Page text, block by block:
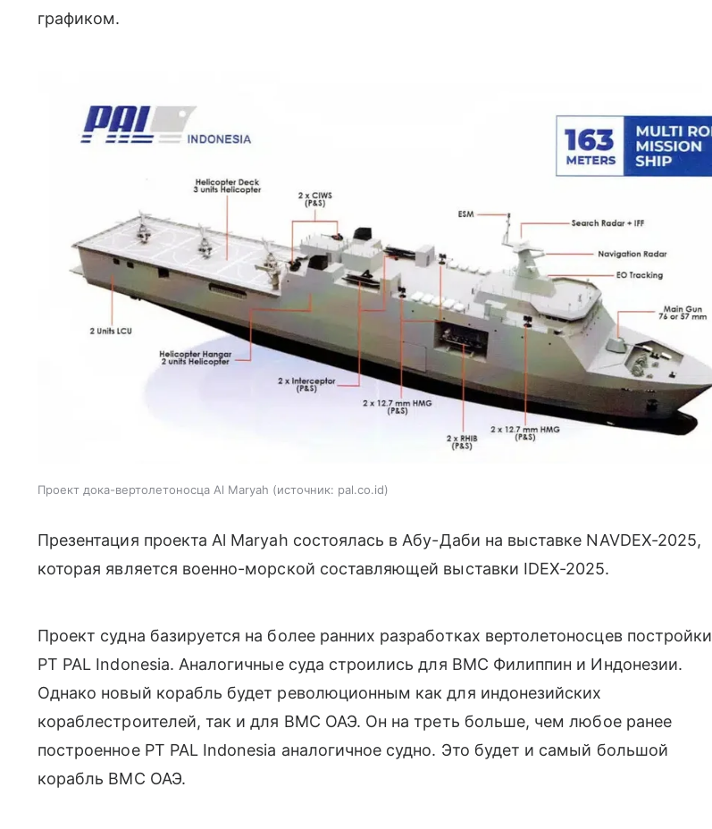
графиком.
Проект дока-вертолетоносца Al Maryah источник: pal.co.id
Презентация проекта Al Maryah состоялась в Абу-Даби на выставке NAVDEX-2025,
которая является военно-морской составляющей выставки IDEX-2025.
Проект судна базируется на более ранних разработках вертолетоносцев постройки
PT PAL Indonesia. Аналогичные суда строились для ВМС Филиппин и Индонезии.
Однако новый корабль будет революционным как для индонезийских
кораблестроителей, так и для ВМС ОАЭ. Он на треть больше, чем любое ранее
построенное PT PAL Indonesia аналогичное судно. Это будет и самый большой
корабль ВМС ОАЭ.